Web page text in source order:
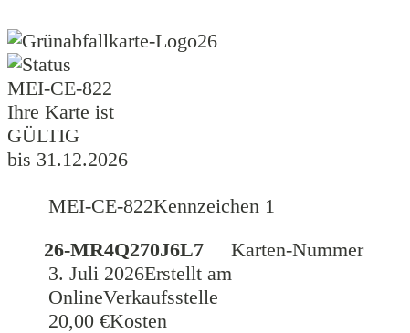
26
MEI-CE-822
Ihre Karte ist
GÜLTIG
bis 31.12.2026
MEI-CE-822Kennzeichen 1
26-MR4Q270J6L7
Karten-Nummer
3. Juli 2026Erstellt am
OnlineVerkaufsstelle
20,00 €Kosten